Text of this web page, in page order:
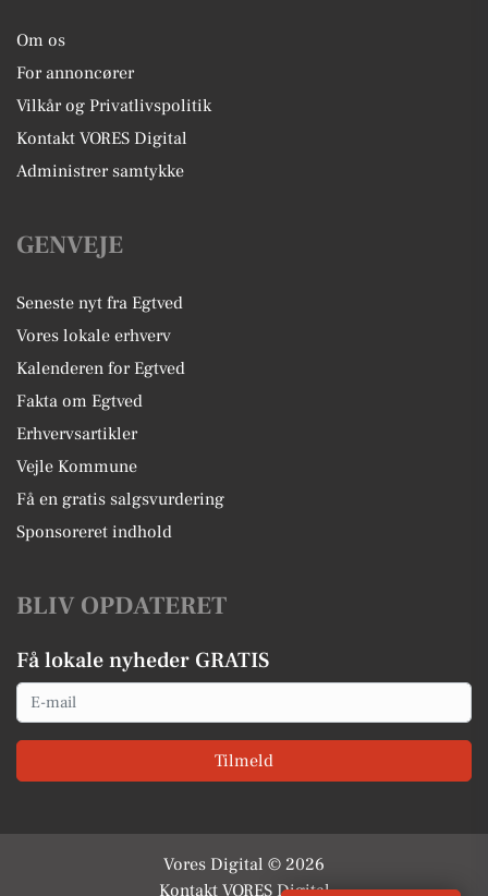
Om os
For annoncører
Vilkår og Privatlivspolitik
Kontakt VORES Digital
Administrer samtykke
GENVEJE
Seneste nyt fra Egtved
Vores lokale erhverv
Kalenderen for Egtved
Fakta om Egtved
Erhvervsartikler
Vejle Kommune
Få en gratis salgsvurdering
Sponsoreret indhold
BLIV OPDATERET
Få lokale nyheder GRATIS
Email
Tilmeld
Vores Digital © 2026
Kontakt VORES Digital